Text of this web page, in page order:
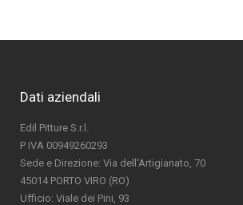
Dati aziendali
Edil Pitture S.r.l.
P IVA 00949260293
Sede e Direzione: Via dell'Artigianato, 70
45014 PORTO VIRO (RO)
Ufficio: Viale dei Pini, 93